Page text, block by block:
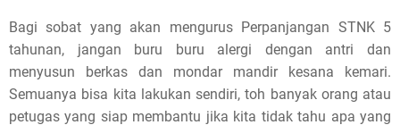
Bagi sobat yang akan mengurus Perpanjangan STNK 5
tahunan, jangan buru buru alergi dengan antri dan
menyusun berkas dan mondar mandir kesana kemari.
Semuanya bisa kita lakukan sendiri, toh banyak orang atau
petugas yang siap membantu jika kita tidak tahu apa yang